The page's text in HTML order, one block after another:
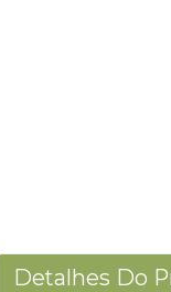
Detalhes Do